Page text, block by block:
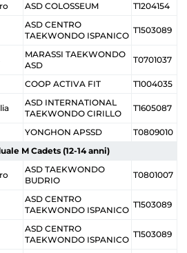
ASD COLOSSEUM T1204154
ASD CENTRO
TAEKWONDO ISPANICO
T1503089
MARASSI TAEKWONDO
ASD
T0701037
COOP ACTIVA FIT T1004035
ASD INTERNATIONAL
TAEKWONDO CIRILLO
T1605087
YONGHON APSSD
T0809010
M Cadets (12-14 anni)
ASD TAEKWONDO
BUDRIO
T0801007
ASD CENTRO
TAEKWONDO ISPANICO
T1503089
ASD CENTRO
TAEKWONDO ISPANICO
T1503089